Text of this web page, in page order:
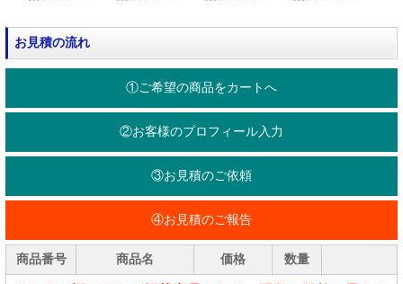
お見積の流れ
①ご希望の商品をカートへ
②お客様のプロフィール入力
③お見積のご依頼
④お見積のご報告
商品番号 商品名 価格 数量